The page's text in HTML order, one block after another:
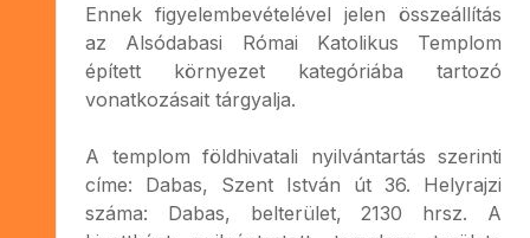
Ennek figyelembevételével jelen összeállítás
az Alsódabasi Római Katolikus Templom
épített környezet kategóriába tartozó
vonatkozásait tárgyalja.
A templom földhivatali nyilvántartás szerinti
címe: Dabas, Szent István út 36. Helyrajzi
száma: Dabas, belterület, 2130 hrsz. A